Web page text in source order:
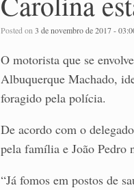
Posted on3 de novembro de 2017 -
O motorista que se
Albuquerque Machado,
foragido pela polícia.
De acordo com o
pela família e João Pedro
“Já fomos em postos de